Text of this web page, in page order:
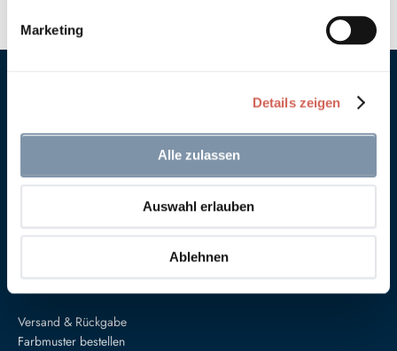
Marketing
Details zeigen
Alle zulassen
Auswahl erlauben
Ablehnen
Anna von Mangoldt GmbH & Co. KG
34414 Warburg
Versand & Rückgabe
Farbmuster bestellen